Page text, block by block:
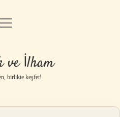
Politikası
Uyarı
menüyü
ve İlham
birlikte keşfet!